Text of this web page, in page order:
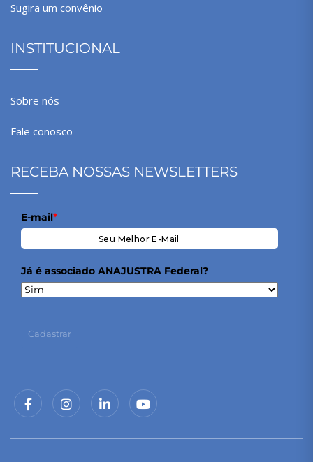
Sugira um convênio
INSTITUCIONAL
Sobre nós
Fale conosco
RECEBA NOSSAS NEWSLETTERS
E-mail*
Já é associado ANAJUSTRA Federal?
Cadastrar